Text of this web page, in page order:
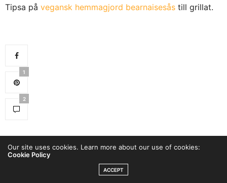
Tipsa på vegansk hemmagjord bearnaisesås till grillat.
1
2
Our site uses cookies. Learn more about our use of cookies:
Cookie Policy
ACCEPT